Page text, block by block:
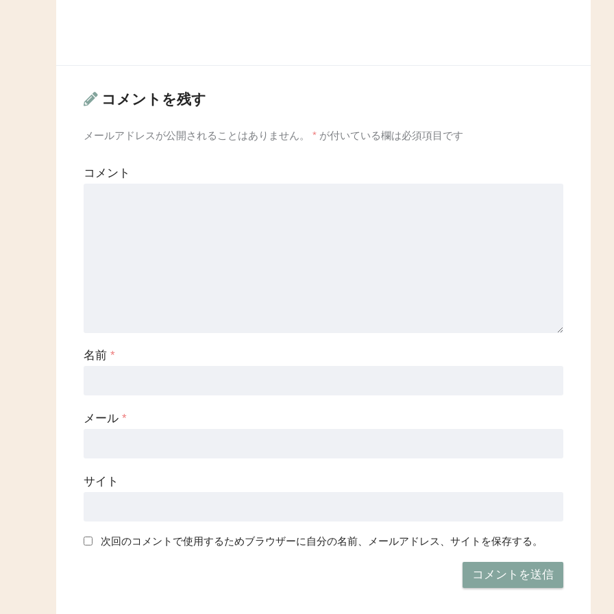
コメントを残す
メールアドレスが公開されることはありません。 * が付いている欄は必須項目です
コメント
名前 *
メール *
サイト
次回のコメントで使用するためブラウザーに自分の名前、メールアドレス、サイトを保存する。